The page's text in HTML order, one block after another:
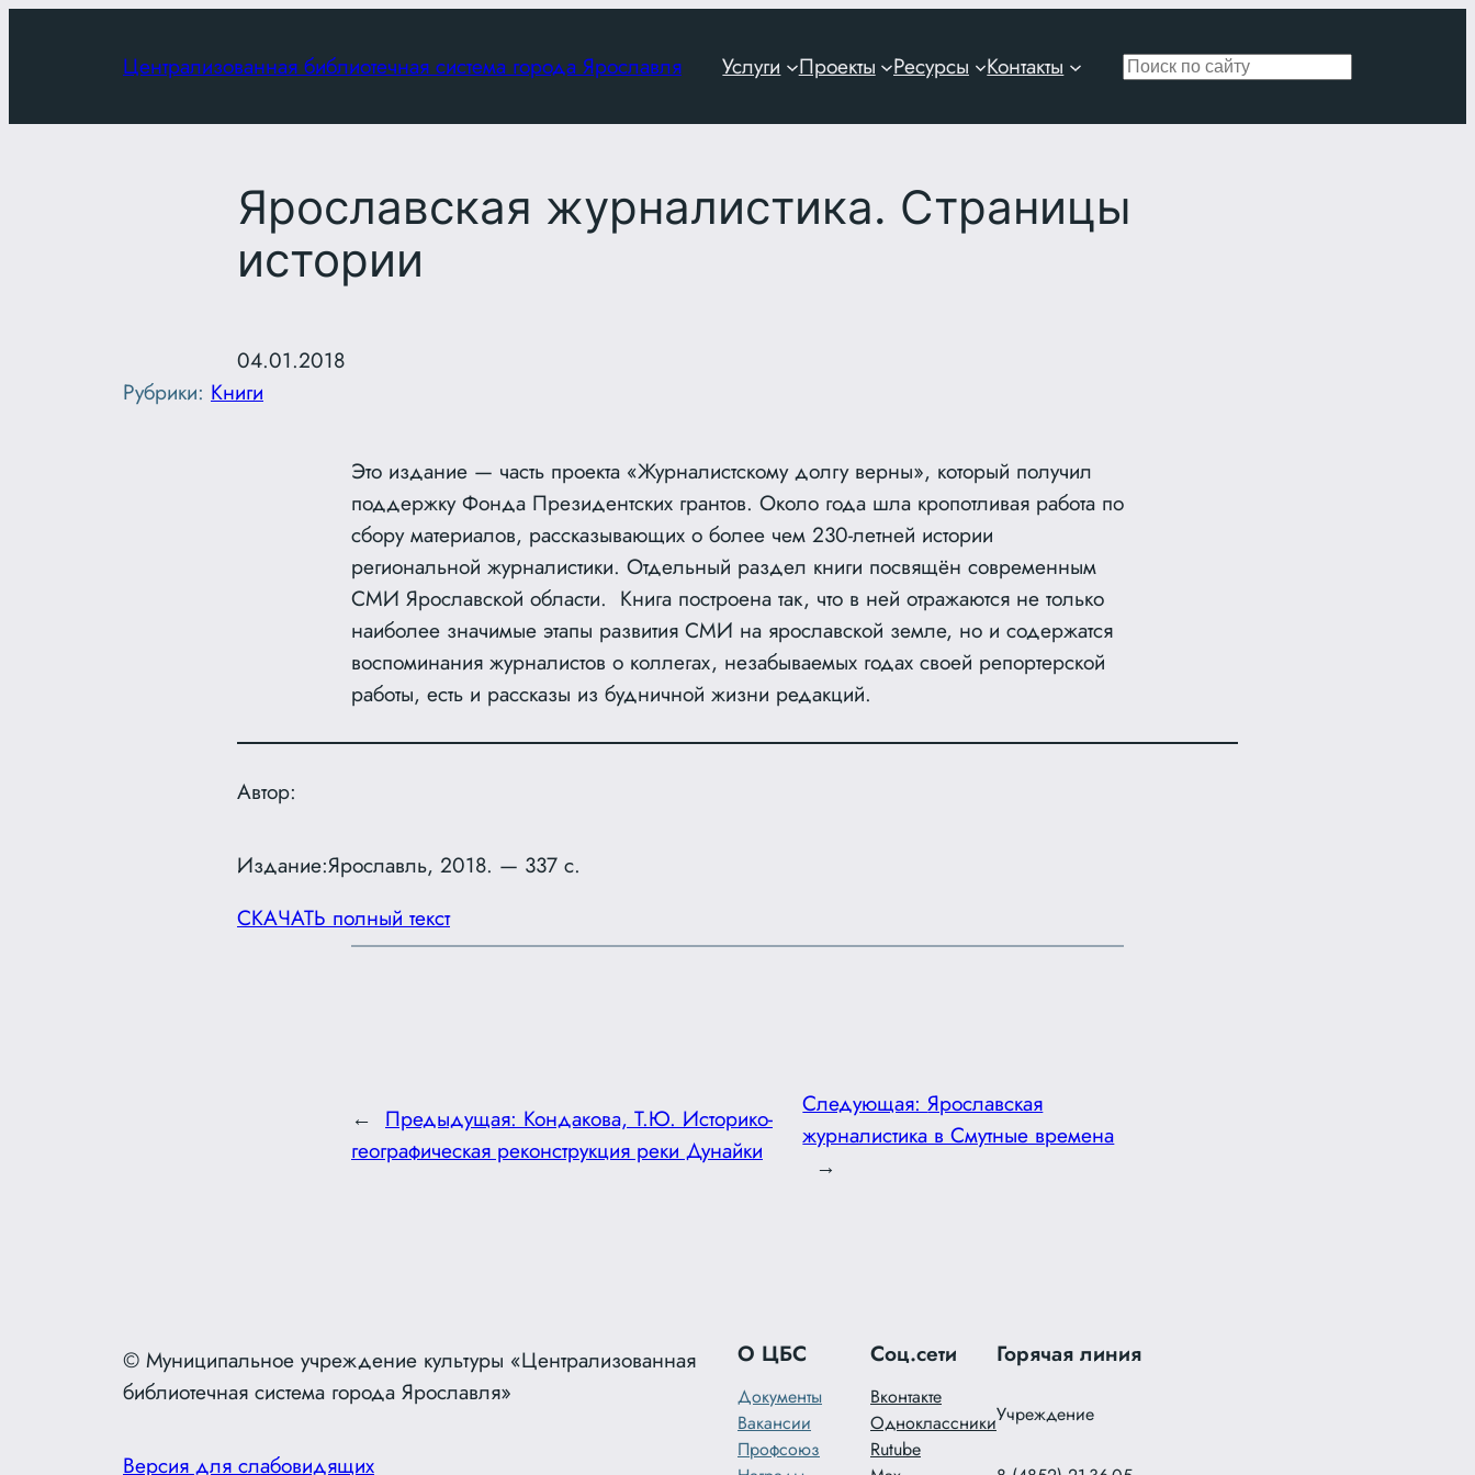
Централизованная библиотечная система города Ярославля Услуги Проекты Ресурсы Контакты Поиск
Ярославская журналистика. Страницы
истории
04.01.2018
Рубрики: Книги
Это издание — часть проекта «Журналистскому долгу верны», который получил
поддержку Фонда Президентских грантов. Около года шла кропотливая работа по
сбору материалов, рассказывающих о более чем 230-летней истории
региональной журналистики. Отдельный раздел книги посвящён современным
СМИ Ярославской области. Книга построена так, что в ней отражаются не только
наиболее значимые этапы развития СМИ на ярославской земле, но и содержатся
воспоминания журналистов о коллегах, незабываемых годах своей репортерской
работы, есть и рассказы из будничной жизни редакций.
Автор:
Издание:Ярославль, 2018. — 337 с.
СКАЧАТЬ полный текст
← Предыдущая: Кондакова, Т.Ю. Историко-
географическая реконструкция реки Дунайки
Следующая:Ярославская
журналистика в Смутные времена
→
© Муниципальное учреждение культуры «Централизованная
библиотечная система города Ярославля»
Версия для слабовидящих
О ЦБС
Документы
Вакансии
Профсоюз
Соц.сети
Вконтакте
Одноклассники
Rutube
Горячая линия
Учреждение